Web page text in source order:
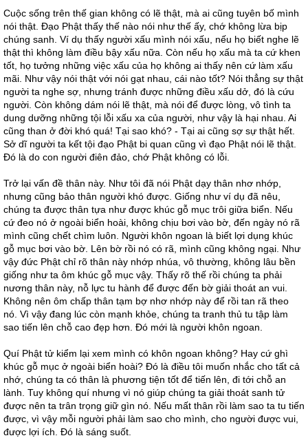
Cuộc sống trên thế gian không có lẽ thật, mà ai cũng tuyên bố mình
nói thật. Đạo Phật thấy thế nào nói như thế ấy, chớ không lừa bịp
chúng sanh. Ví dụ thấy người xấu mình nói xấu, nếu họ biết nghe lẽ
thật thì không làm điều bậy xấu nữa. Còn nếu họ xấu mà ta cứ khen
tốt, họ tưởng những việc xấu của họ không ai thấy nên cứ làm xấu
mãi. Như vậy nói thật với nói gạt nhau, cái nào tốt? Nói thẳng sự thật
người ta nghe sợ, nhưng tránh được những điều xấu dở, đó là cứu
người. Còn không dám nói lẽ thật, mà nói để được lòng, vô tình ta
dung dưỡng những tội lỗi xấu xa của người, như vậy là hại nhau. Ai
cũng than ở đời khó quá! Tại sao khó? - Tại ai cũng sợ sự thật hết.
Sở dĩ người ta kết tội đạo Phật bi quan cũng vì đạo Phật nói lẽ thật.
Đó là do con người điên đảo, chớ Phật không có lỗi.
Trở lại vấn đề thân này. Như tôi đã nói Phật dạy thân nhơ nhớp,
nhưng cũng bảo thân người khó được. Giống như ví dụ đã nêu,
chúng ta được thân tựa như được khúc gỗ mục trôi giữa biển. Nếu
cứ đeo nó ở ngoài biển hoài, không chịu bơi vào bờ, đến ngày nó rã
mình cũng chết chìm luôn. Người khôn ngoan là biết lợi dụng khúc
gỗ mục bơi vào bờ. Lên bờ rồi nó có rã, mình cũng không ngại. Như
vậy đức Phật chỉ rõ thân này nhớp nhúa, vô thường, không lâu bền
giống như ta ôm khúc gỗ mục vậy. Thấy rõ thế rồi chúng ta phải
nương thân này, nỗ lực tu hành để được đến bờ giải thoát an vui.
Không nên ôm chấp thân tạm bợ nhơ nhớp này để rồi tan rã theo
nó. Vì vậy đang lúc còn mạnh khỏe, chúng ta tranh thủ tu tập làm
sao tiến lên chỗ cao đẹp hơn. Đó mới là người khôn ngoan.
Quí Phật tử kiểm lại xem mình có khôn ngoan không? Hay cứ ghì
khúc gỗ mục ở ngoài biển hoài? Đó là điều tôi muốn nhắc cho tất cả
nhớ, chúng ta có thân là phương tiện tốt để tiến lên, đi tới chỗ an
lành. Tuy không quí nhưng vì nó giúp chúng ta giải thoát sanh tử
được nên ta trân trọng giữ gìn nó. Nếu mất thân rồi làm sao ta tu tiến
được, vì vậy mỗi người phải làm sao cho mình, cho người được vui,
được lợi ích. Đó là sáng suốt.